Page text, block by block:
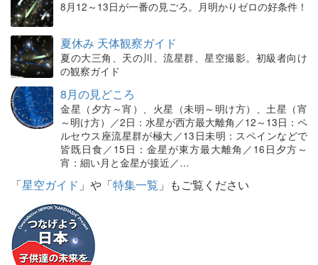
8月12～13日が一番の見ごろ。月明かりゼロの好条件！
夏休み 天体観察ガイド
夏の大三角、天の川、流星群、星空撮影。初級者向け
の観察ガイド
8月の見どころ
金星（夕方～宵）、火星（未明～明け方）、土星（宵
～明け方）／2日：水星が西方最大離角／12～13日：ペ
ルセウス座流星群が極大／13日未明：スペインなどで
皆既日食／15日：金星が東方最大離角／16日夕方～
宵：細い月と金星が接近／…
「星空ガイド 」や「特集一覧 」もご覧ください